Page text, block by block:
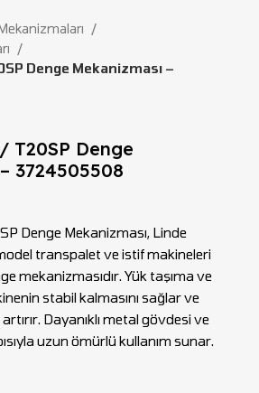
Denge Mekanizması –
T20SP Denge
3724505508
Denge Mekanizması, Linde
transpalet ve istif makineleri
mekanizmasıdır. Yük taşıma ve
stabil kalmasını sağlar ve
Dayanıklı metal gövdesi ve
uzun ömürlü kullanım sunar.